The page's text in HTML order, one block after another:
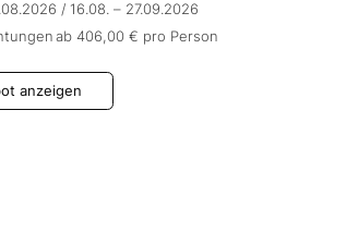
/ 16.08. – 27.09.2026
ab 406,00 € pro Person
anzeigen